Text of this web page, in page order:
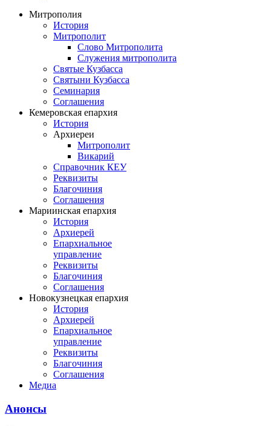
Митрополия
История
Митрополит
Слово Митрополита
Служения митрополита
Святые Кузбасса
Святыни Кузбасса
Семинария
Соглашения
Кемеровская епархия
История
Архиереи
Митрополит
Викарий
Справочник КЕУ
Реквизиты
Благочиния
Соглашения
Мариинская епархия
История
Архиерей
Епархиальное
управление
Реквизиты
Благочиния
Соглашения
Новокузнецкая епархия
История
Архиерей
Епархиальное
управление
Реквизиты
Благочиния
Соглашения
Медиа
Анонсы